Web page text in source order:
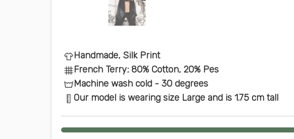
Handmade, Silk Print
French Terry; 80% Cotton, 20% Pes
Machine wash cold - 30 degrees
Our model is wearing size Large and is 1.75 cm tall